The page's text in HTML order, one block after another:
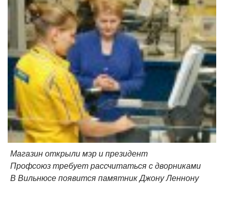
Магазин открыли мэр и президент
Профсоюз требует рассчитаться с дворниками
В Вильнюсе появится памятник Джону Леннону